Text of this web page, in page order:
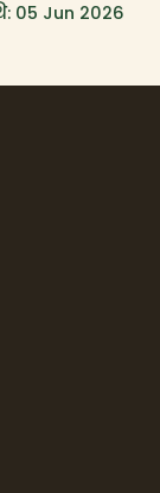
05 Jun 2026